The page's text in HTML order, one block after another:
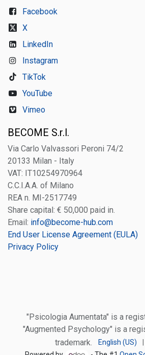
Facebook
X
LinkedIn
Instagram
TikTok
YouTube
Vimeo
BECOME S.r.l.
Via Carlo Valvassori Peroni 74/2
20133 Milan - Italy
VAT: IT10254970964
C.C.I.A.A. of Milano
REA n. MI-2517749
Share capital: € 50,000 paid in.
Email: info@become-hub.com
End User License Agreement (EULA)
Privacy Policy
"Psicologia Aumentata" is a
"Augmented Psychology" is a
trademark.
English (US)